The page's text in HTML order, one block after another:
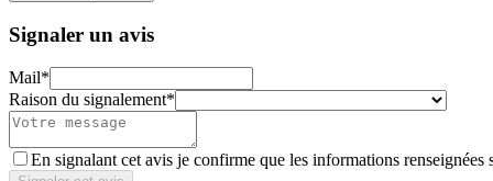
Signaler un avis
Mail*
Raison du signalement*
En signalant cet avis je confirme que les informations renseignées